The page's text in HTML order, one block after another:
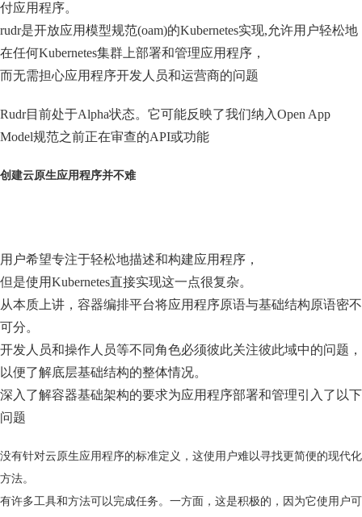
付应用程序。
rudr是开放应用模型规范(oam)的Kubernetes实现,允许用户轻松地
在任何Kubernetes集群上部署和管理应用程序，
而无需担心应用程序开发人员和运营商的问题
Rudr目前处于Alpha状态。它可能反映了我们纳入Open App
Model规范之前正在审查的API或功能
创建云原生应用程序并不难
用户希望专注于轻松地描述和构建应用程序，
但是使用Kubernetes直接实现这一点很复杂。
从本质上讲，容器编排平台将应用程序原语与基础结构原语密不
可分。
开发人员和操作人员等不同角色必须彼此关注彼此域中的问题，
以便了解底层基础结构的整体情况。
深入了解容器基础架构的要求为应用程序部署和管理引入了以下
问题
没有针对云原生应用程序的标准定义，这使用户难以寻找更简便的现代化
方法。
有许多工具和方法可以完成任务。一方面，这是积极的，因为它使用户可